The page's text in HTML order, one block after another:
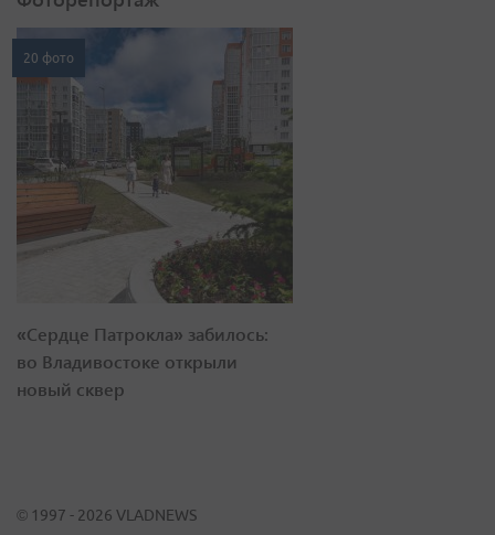
20 фото
«Сердце Патрокла» забилось:
во Владивостоке открыли
новый сквер
© 1997 - 2026 VLADNEWS